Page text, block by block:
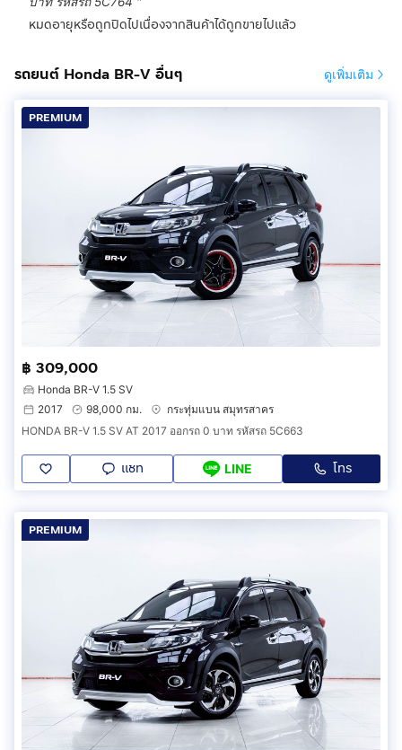
หมดอายุหรือถูกปิดไปเนื่องจากสินค้าได้ถูกขายไปแล้ว
รถยนต์ Honda BR-V อื่นๆ ดูเพิ่มเติม
PREMIUM
฿ 309,000
Honda BR-V 1.5 SV
2017
98,000 กม.
กระทุ่มแบน สมุทรสาคร
HONDA BR-V 1.5 SV AT 2017 ออกรถ 0 บาท รหัสรถ 5C663
แชท LINE โทร
PREMIUM